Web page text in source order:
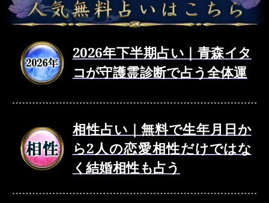
2026年下半期占い｜青森イタ
コが守護霊診断で占う全体運
相性占い｜無料で生年月日か
ら2人の恋愛相性だけではな
く結婚相性も占う